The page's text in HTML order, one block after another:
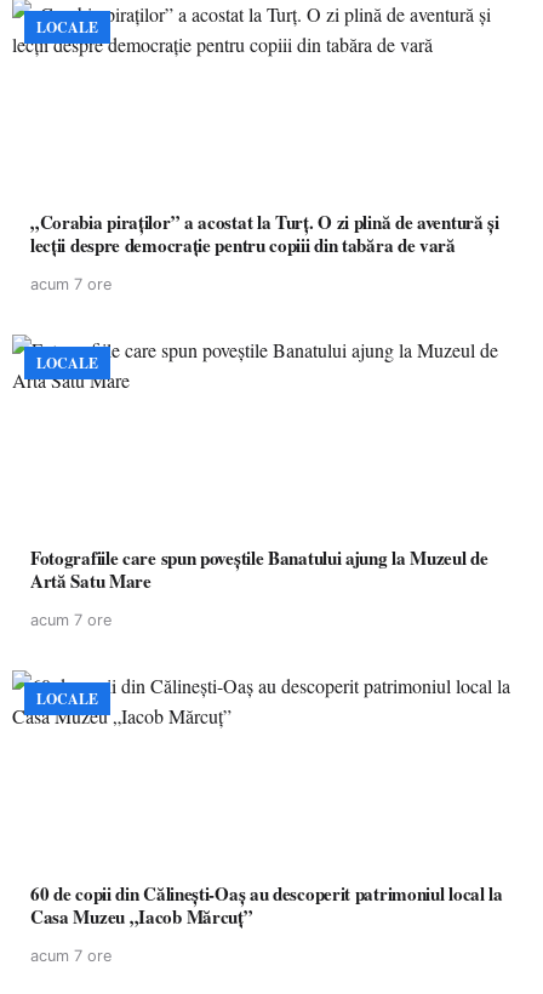
LOCALE
„Corabia piraților” a acostat la Turț. O zi plină de aventură și
lecții despre democrație pentru copiii din tabăra de vară
acum 7 ore
LOCALE
Fotografiile care spun poveștile Banatului ajung la Muzeul de
Artă Satu Mare
acum 7 ore
LOCALE
60 de copii din Călinești-Oaș au descoperit patrimoniul local la
Casa Muzeu „Iacob Mărcuț”
acum 7 ore